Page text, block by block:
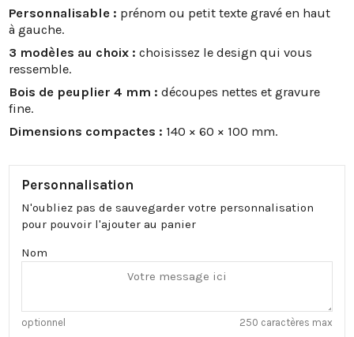
Personnalisable : prénom ou petit texte gravé en haut
à gauche.
3 modèles au choix : choisissez le design qui vous
ressemble.
Bois de peuplier 4 mm : découpes nettes et gravure
fine.
Dimensions compactes : 140 × 60 × 100 mm.
Personnalisation
N'oubliez pas de sauvegarder votre personnalisation
pour pouvoir l'ajouter au panier
Nom
optionnel 250 caractères max